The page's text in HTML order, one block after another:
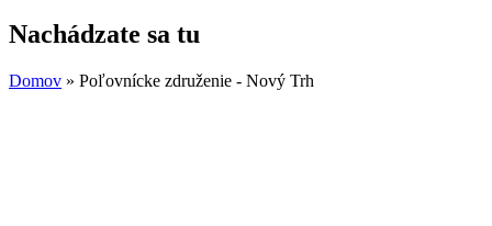
Nachádzate sa tu
Domov » Poľovnícke združenie - Nový Trh